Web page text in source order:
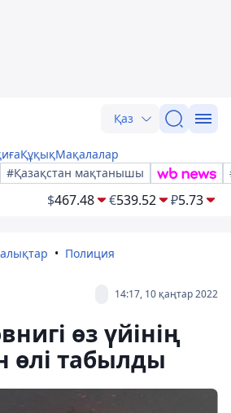
Қаз
ҚұқықМақалалар
#Қазақстан мақтанышы
$467.48 €539.52 ₽5.73
Полиция
14:17, 10 қаңтар 2022
өз үйінің
өлі табылды